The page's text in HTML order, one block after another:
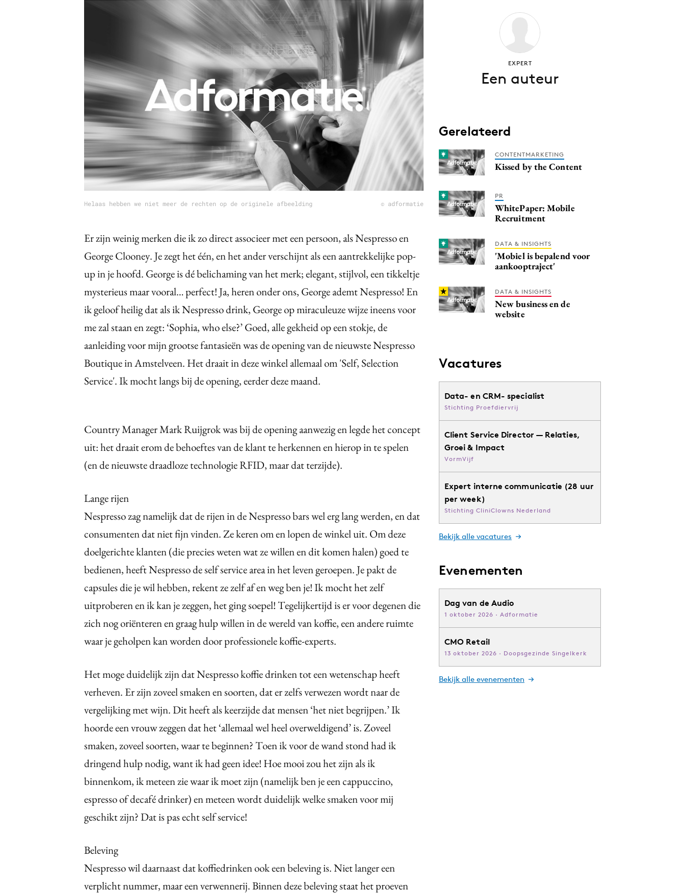
Gedragsverandering
Influencer marketing
Interne communicatie
Martech
Purpose Marketing
Reputatie & crisis
Helaas hebben we niet meer de rechten op de originele afbeelding © adformatie
Er zijn weinig merken die ik zo direct associeer met een persoon, als Nespresso en
George Clooney. Je zegt het één, en het ander verschijnt als een aantrekkelijke pop-
up in je hoofd. George is dé belichaming van het merk; elegant, stijlvol, een tikkeltje
mysterieus maar vooral… perfect! Ja, heren onder ons, George ademt Nespresso! En
ik geloof heilig dat als ik Nespresso drink, George op miraculeuze wijze ineens voor
me zal staan en zegt: ‘Sophia, who else?’ Goed, alle gekheid op een stokje, de
aanleiding voor mijn grootse fantasieën was de opening van de nieuwste Nespresso
Boutique in Amstelveen. Het draait in deze winkel allemaal om 'Self, Selection
Service'. Ik mocht langs bij de opening, eerder deze maand.
Country Manager Mark Ruijgrok was bij de opening aanwezig en legde het concept
uit: het draait erom de behoeftes van de klant te herkennen en hierop in te spelen
(en de nieuwste draadloze technologie RFID, maar dat terzijde).
Lange rijen
Nespresso zag namelijk dat de rijen in de Nespresso bars wel erg lang werden, en dat
consumenten dat niet fijn vinden. Ze keren om en lopen de winkel uit. Om deze
doelgerichte klanten (die precies weten wat ze willen en dit komen halen) goed te
bedienen, heeft Nespresso de self service area in het leven geroepen. Je pakt de
capsules die je wil hebben, rekent ze zelf af en weg ben je! Ik mocht het zelf
uitproberen en ik kan je zeggen, het ging soepel! Tegelijkertijd is er voor degenen die
zich nog oriënteren en graag hulp willen in de wereld van koffie, een andere ruimte
waar je geholpen kan worden door professionele koffie-experts.
Het moge duidelijk zijn dat Nespresso koffie drinken tot een wetenschap heeft
verheven. Er zijn zoveel smaken en soorten, dat er zelfs verwezen wordt naar de
vergelijking met wijn. Dit heeft als keerzijde dat mensen ‘het niet begrijpen.’ Ik
hoorde een vrouw zeggen dat het ‘allemaal wel heel overweldigend’ is. Zoveel
smaken, zoveel soorten, waar te beginnen? Toen ik voor de wand stond had ik
dringend hulp nodig, want ik had geen idee! Hoe mooi zou het zijn als ik
binnenkom, ik meteen zie waar ik moet zijn (namelijk ben je een cappuccino,
espresso of decafé drinker) en meteen wordt duidelijk welke smaken voor mij
geschikt zijn? Dat is pas echt self service!
Beleving
Nespresso wil daarnaast dat koffiedrinken ook een beleving is. Niet langer een
verplicht nummer, maar een verwennerij. Binnen deze beleving staat het proeven
EXPERT
Een auteur
Gerelateerd
CONTENTMARKETING
Kissed by the Content
PR
WhitePaper: Mobile
Recruitment
DATA & INSIGHTS
'Mobiel is bepalend voor
aankooptraject'
DATA & INSIGHTS
New business en de
website
Vacatures
Data- en CRM- specialist
Stichting Proefdiervrij
Client Service Director — Relaties,
Groei & Impact
VormVijf
Expert interne communicatie (28 uur
per week)
Stichting CliniClowns Nederland
Bekijk alle vacatures
Evenementen
Dag van de Audio
1 oktober 2026 · Adformatie
CMO Retail
13 oktober 2026 · Doopsgezinde Singelkerk
Bekijk alle evenementen